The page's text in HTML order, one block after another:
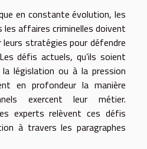
en constante évolution, les
les affaires criminelles doivent
stratégies pour défendre
défis actuels, qu’ils soient
législation ou à la pression
en profondeur la manière
exercent leur métier.
experts relèvent ces défis
à travers les paragraphes